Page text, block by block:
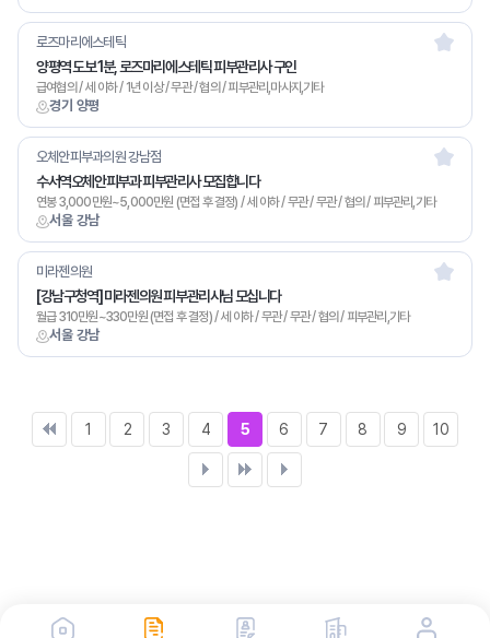
경기 양평
로즈마리에스테틱
양평역 도보 1분, 로즈마리에스테틱 피부관리사 구인
급여협의 / 세 이하 / 1년 이상 / 무관 / 협의 / 피부관리,마사지,기타
서울 강남
오체안피부과의원 강남점
수서역오체안피부과 피부관리사 모집합니다
연봉 3,000만원~5,000만원 (면접 후 결정) / 세 이하 / 무관 / 무관 / 협의 / 피부관리,기타
서울 강남
미라젠의원
[강남구청역] 미라젠의원 피부관리사님 모십니다
월급 310만원~330만원 (면접 후 결정) / 세 이하 / 무관 / 무관 / 협의 / 피부관리,기타
1 2 3 4 5 6 7 8 9 10